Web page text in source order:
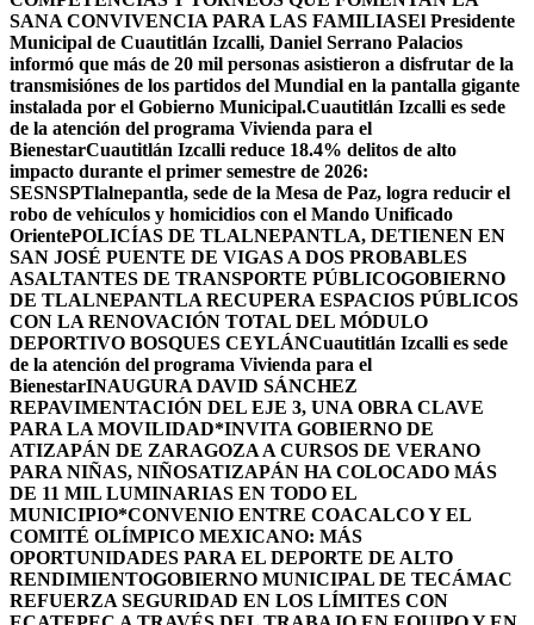
SANA CONVIVENCIA PARA LAS FAMILIASEl Presidente
Municipal de Cuautitlán Izcalli, Daniel Serrano Palacios
informó que más de 20 mil personas asistieron a disfrutar de la
transmisiónes de los partidos del Mundial en la pantalla gigante
instalada por el Gobierno Municipal.Cuautitlán Izcalli es sede
de la atención del programa Vivienda para el
BienestarCuautitlán Izcalli reduce 18.4% delitos de alto
impacto durante el primer semestre de 2026:
SESNSPTlalnepantla, sede de la Mesa de Paz, logra reducir el
robo de vehículos y homicidios con el Mando Unificado
OrientePOLICÍAS DE TLALNEPANTLA, ​DETIENEN EN
SAN JOSÉ PUENTE DE VIGAS A DOS PROBABLES
ASALTANTES DE TRANSPORTE PÚBLICOGOBIERNO
DE TLALNEPANTLA RECUPERA ESPACIOS PÚBLICOS
CON LA RENOVACIÓN TOTAL DEL MÓDULO
DEPORTIVO BOSQUES CEYLÁNCuautitlán Izcalli es sede
de la atención del programa Vivienda para el
BienestarINAUGURA DAVID SÁNCHEZ
REPAVIMENTACIÓN DEL EJE 3, UNA OBRA CLAVE
PARA LA MOVILIDAD*INVITA GOBIERNO DE
ATIZAPÁN DE ZARAGOZA A CURSOS DE VERANO
PARA NIÑAS, NIÑOSATIZAPÁN HA COLOCADO MÁS
DE 11 MIL LUMINARIAS EN TODO EL
MUNICIPIO*CONVENIO ENTRE COACALCO Y EL
COMITÉ OLÍMPICO MEXICANO: MÁS
OPORTUNIDADES PARA EL DEPORTE DE ALTO
RENDIMIENTOGOBIERNO MUNICIPAL DE TECÁMAC
REFUERZA SEGURIDAD EN LOS LÍMITES CON